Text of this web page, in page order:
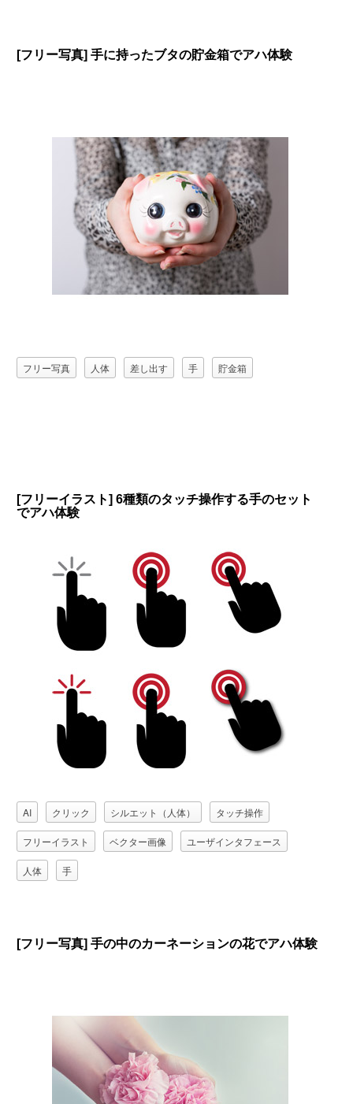
[フリー写真] 手に持ったブタの貯金箱でアハ体験
フリー写真 人体 差し出す 手 貯金箱
[フリーイラスト] 6種類のタッチ操作する手のセット
でアハ体験
AI クリック シルエット（人体） タッチ操作
フリーイラスト ベクター画像 ユーザインタフェース
人体 手
[フリー写真] 手の中のカーネーションの花でアハ体験